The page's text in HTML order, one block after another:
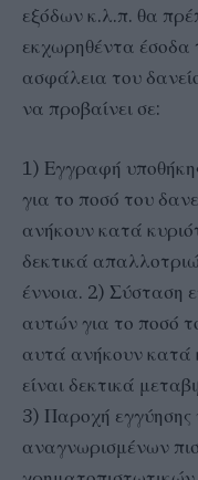
εξόδων κ.λ.π. θα
εκχωρηθέντα έσοδα
ασφάλεια του
να προβαίνει σε:
1) Εγγραφή
για το ποσό του
ανήκουν κατά
δεκτικά
έννοια. 2) Σύσταση
αυτών για το ποσό
αυτά ανήκουν κατά
είναι δεκτικά
3) Παροχή εγγύησης
αναγνωρισμένων